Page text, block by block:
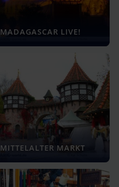
MADAGASCAR LIVE!
MITTELALTER MARKT